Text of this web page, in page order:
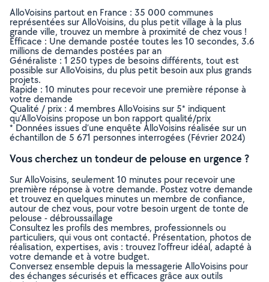
AlloVoisins partout en France : 35 000 communes
représentées sur AlloVoisins, du plus petit village à la plus
grande ville, trouvez un membre à proximité de chez vous !
Efficace : Une demande postée toutes les 10 secondes, 3.6
millions de demandes postées par an
Généraliste : 1 250 types de besoins différents, tout est
possible sur AlloVoisins, du plus petit besoin aux plus grands
projets.
Rapide : 10 minutes pour recevoir une première réponse à
votre demande
Qualité / prix : 4 membres AlloVoisins sur 5* indiquent
qu’AlloVoisins propose un bon rapport qualité/prix
* Données issues d’une enquête AlloVoisins réalisée sur un
échantillon de 5 671 personnes interrogées (Février 2024)
Vous cherchez un tondeur de pelouse en urgence ?
Sur AlloVoisins, seulement 10 minutes pour recevoir une
première réponse à votre demande. Postez votre demande
et trouvez en quelques minutes un membre de confiance,
autour de chez vous, pour votre besoin urgent de tonte de
pelouse - débroussaillage
Consultez les profils des membres, professionnels ou
particuliers, qui vous ont contacté. Présentation, photos de
réalisation, expertises, avis : trouvez l'offreur idéal, adapté à
votre demande et à votre budget.
Conversez ensemble depuis la messagerie AlloVoisins pour
des échanges sécurisés et efficaces grâce aux outils